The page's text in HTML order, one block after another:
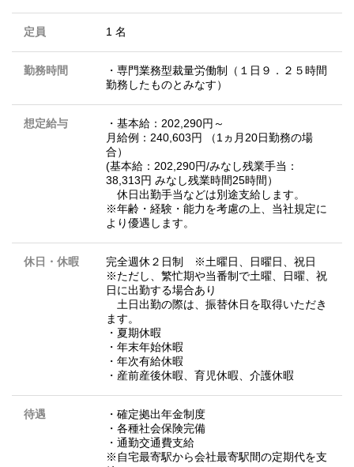
定員 1 名
勤務時間
・専門業務型裁量労働制（１日９．２５時間
勤務したものとみなす）
想定給与
・基本給：202,290円～
月給例：240,603円 （1ヵ月20日勤務の場
合）
(基本給：202,290円/みなし残業手当：
38,313円 みなし残業時間25時間）
休日出勤手当などは別途支給します。
※年齢・経験・能力を考慮の上、当社規定に
より優遇します。
休日・休暇
完全週休２日制 ※土曜日、日曜日、祝日
※ただし、繁忙期や当番制で土曜、日曜、祝
日に出勤する場合あり
土日出勤の際は、振替休日を取得いただき
ます。
・夏期休暇
・年末年始休暇
・年次有給休暇
・産前産後休暇、育児休暇、介護休暇
待遇
・確定拠出年金制度
・各種社会保険完備
・通勤交通費支給
※自宅最寄駅から会社最寄駅間の定期代を支